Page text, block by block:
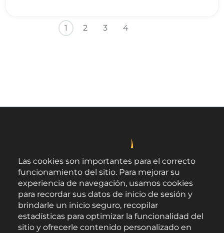
1 2 3 4
Las cookies son importantes para el correcto
funcionamiento del sitio. Para mejorar su
experiencia de navegación, usamos cookies
para recordar sus datos de inicio de sesión y
brindarle un inicio seguro, recopilar
estadísticas para optimizar la funcionalidad del
sitio y ofrecerle contenido personalizado en